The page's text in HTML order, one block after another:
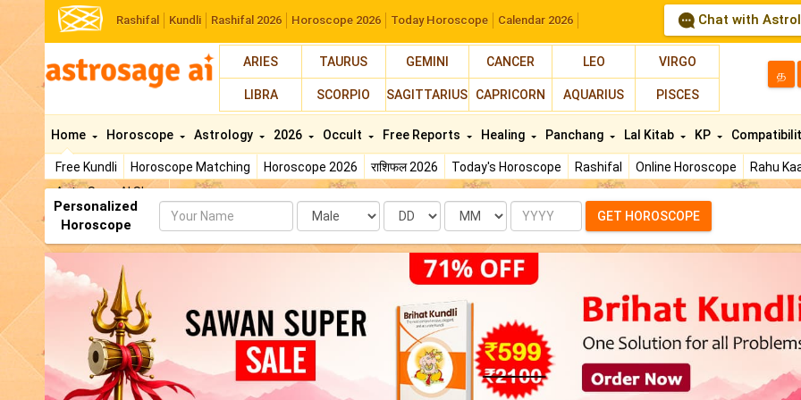
Rashifal Kundli Rashifal 2026 Horoscope 2026 Today Horoscope Calendar 2026 Chat with
ARIES TAURUS GEMINI CANCER LEO VIRGO
LIBRA SCORPIO SAGITTARIUS CAPRICORN AQUARIUS PISCES
த
Home
Free Kundli Horoscope Matching Horoscope 2026 राशिफल 2026 Today's Horoscope Rashifal Online Horoscope Rahu
AstroSage AI Shop
Horoscope Astrology 2026 Occult Free Reports Healing Panchang Lal Kitab KP
Personalized
Horoscope
Name Date Month Year GET HOROSCOPE